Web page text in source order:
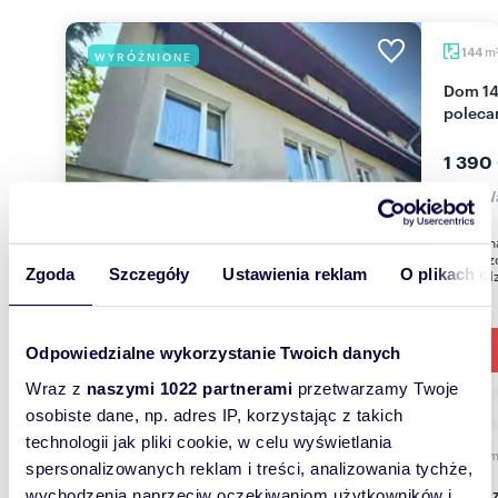
Zgoda Szczegóły Ustawienia reklam O plikach
Odpowiedzialne wykorzystanie Twoich danych
Wraz z naszymi 1022 partnerami przetwarzamy Twoje
osobiste dane, np. adres IP, korzystając z takich
technologii jak pliki cookie, w celu wyświetlania
spersonalizowanych reklam i treści, analizowania tychże,
WYRÓŻNIONE 144 m
Dom 144 m² z ogrodem i windą w Ursynowie
1 390
dom
Oferta
WYRÓŻNIONE m
Do sprzedania przestronny dom 205 m² na